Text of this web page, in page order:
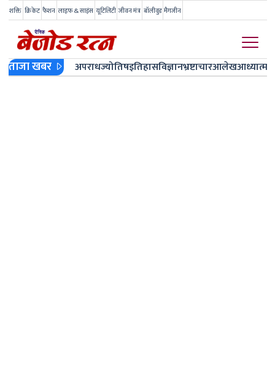
शक्ति क्रिकेट फैशन लाइफ & साइंस यूटिलिटी जीवन मंत्र बॉलीवुड मैगजीन
ताजा खबर अपराधज्योतिषइतिहासविज्ञानभ्रष्टाचारआलेखआध्यात्म